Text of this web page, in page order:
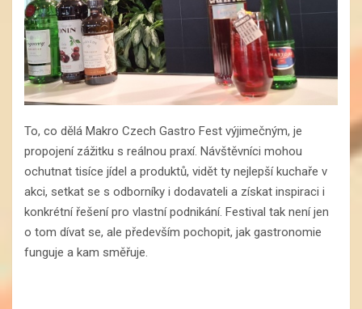
To, co dělá Makro Czech Gastro Fest výjimečným, je
propojení zážitku s reálnou praxí. Návštěvníci mohou
ochutnat tisíce jídel a produktů, vidět ty nejlepší kuchaře v
akci, setkat se s odborníky i dodavateli a získat inspiraci i
konkrétní řešení pro vlastní podnikání. Festival tak není jen
o tom dívat se, ale především pochopit, jak gastronomie
funguje a kam směřuje.